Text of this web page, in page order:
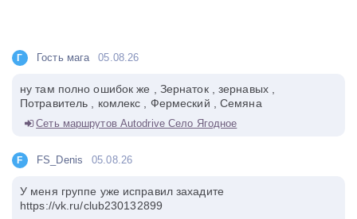
Г Гость мага 05.08.26
ну там полно ошибок же , Зернаток , зернавых ,
Потравитель , комлекс , Фермеский , Семяна
Сеть маршрутов Autodrive Село Ягодное
F FS_Denis 05.08.26
У меня группе уже исправил захадите
https://vk.ru/club230132899